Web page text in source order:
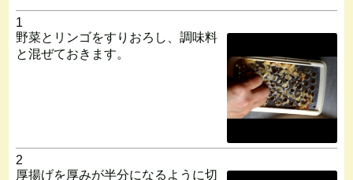
1
野菜とリンゴをすりおろし、調味料
と混ぜておきます。
2
厚揚げを厚みが半分になるように切